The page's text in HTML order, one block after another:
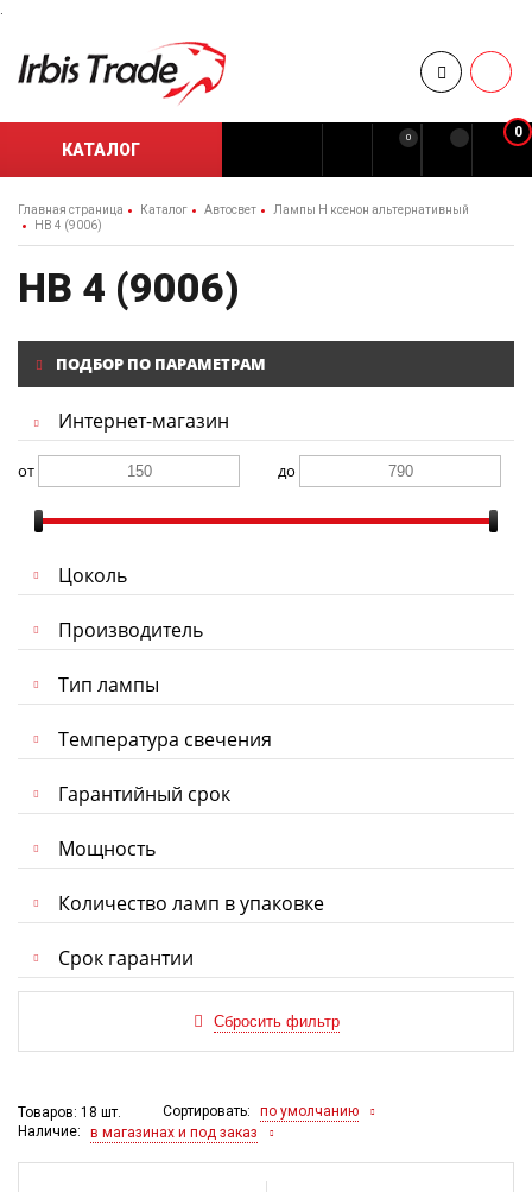
.
КАТАЛОГ
0 0
Главная страница Каталог Автосвет
Лампы H ксенон альтернативный
HB 4 (9006)
HB 4 (9006)
ПОДБОР ПО ПАРАМЕТРАМ
Интернет-магазин
от до
Цоколь
Производитель
Тип лампы
Температура свечения
Гарантийный срок
Мощность
Количество ламп в упаковке
Срок гарантии
Товаров: 18 шт. Сортировать:
по умолчанию
Наличие:
в магазинах и под заказ